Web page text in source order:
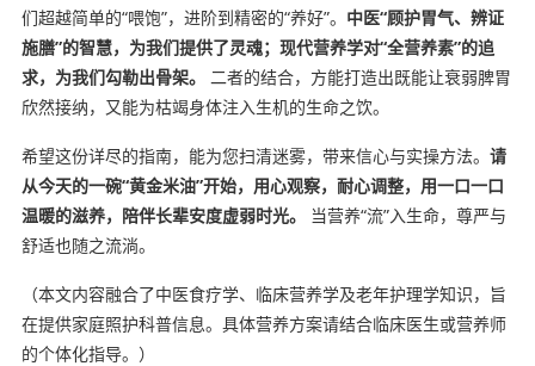
们超越简单的“喂饱”，进阶到精密的“养好”。 中医“顾护胃气、辨证
施膳”的智慧，为我们提供了灵魂；现代营养学对“全营养素”的追
求，为我们勾勒出骨架。
二者的结合，方能打造出既能让衰弱脾胃
欣然接纳，又能为枯竭身体注入生机的生命之饮。
希望这份详尽的指南，能为您扫清迷雾，带来信心与实操方法。 请
从今天的一碗“黄金米油”开始，用心观察，耐心调整，用一口一口
温暖的滋养，陪伴长辈安度虚弱时光。
当营养“流”入生命，尊严与
舒适也随之流淌。
（本文内容融合了中医食疗学、临床营养学及老年护理学知识，旨
在提供家庭照护科普信息。具体营养方案请结合临床医生或营养师
的个体化指导。）